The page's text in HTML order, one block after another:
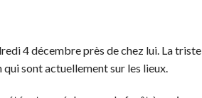
4 décembre près de chez lui. La triste
sont actuellement sur les lieux.